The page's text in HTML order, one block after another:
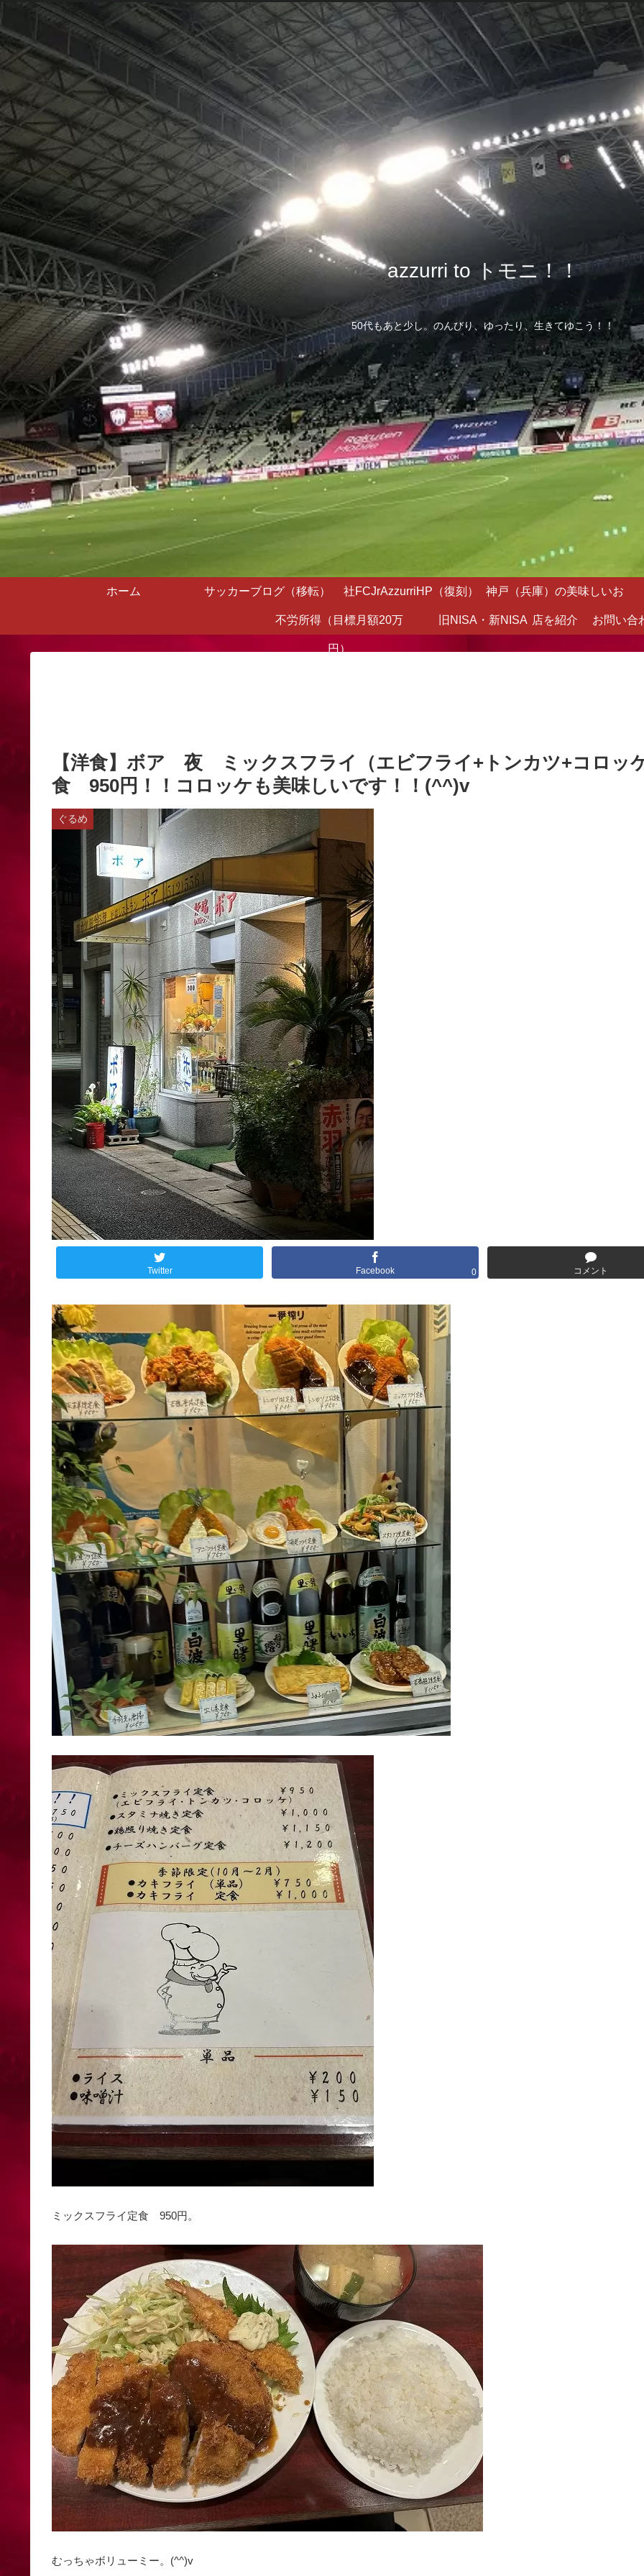
azzurri to トモニ！！
50代もあと少し。のんびり、ゆったり、生きてゆこう！！
ホーム サッカーブログ（移転） 社FCJrAzzurriHP（復刻） 神戸（兵庫）の美味しいお
店を紹介
不労所得（目標月額20万
円）
旧NISA・新NISA お問い合
【洋食】ボア 夜 ミックスフライ（エビフライ+トンカツ+コロッ
食 950円！！コロッケも美味しいです！！(^^)v
ぐるめ
Twitter Facebook 0 コメント
ミックスフライ定食 950円。
むっちゃボリューミー。(^^)v